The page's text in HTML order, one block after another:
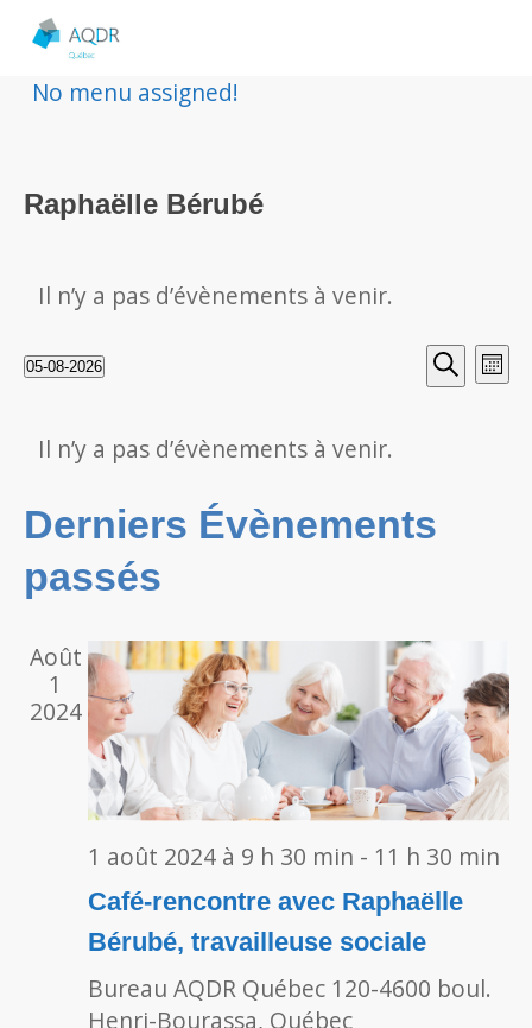
No menu assigned!
Raphaëlle Bérubé
Il n’y a pas d’évènements à venir.
de
Recherche
Mois
05-08-2026
date.
Calendrier
Évènements
Il n’y a pas d’évènements à venir.
Derniers Évènements
passés
Août
1
2024
1 août 2024 à 9 h 30 min - 11 h 30 min
Café-rencontre avec Raphaëlle
Bérubé, travailleuse sociale
Bureau AQDR Québec 120-4600 boul.
Henri-Bourassa, Québec